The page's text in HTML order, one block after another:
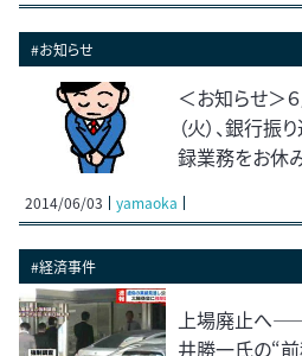
#お知らせ
＜お知らせ＞６
（火）、銀行
録業務をお休
2014/06/03 yamaoka
#経済事件
上場廃止へ――
井勝一氏の“前